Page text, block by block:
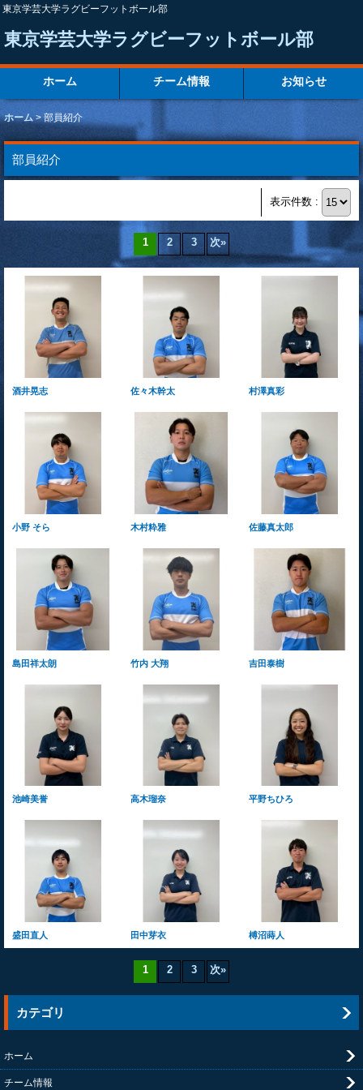
東京学芸大学ラグビーフットボール部
東京学芸大学ラグビーフットボール部
ホーム チーム情報 お知らせ
ホーム > 部員紹介
部員紹介
表示件数 :
1 2 3 次»
酒井晃志 佐々木幹太 村澤真彩
小野 そら 木村粋雅 佐藤真太郎
島田祥太朗 竹内 大翔 吉田泰樹
池崎美誉 高木瑠奈 平野ちひろ
盛田直人 田中芽衣 榑沼蒔人
1 2 3 次»
カテゴリ
ホーム
チーム情報